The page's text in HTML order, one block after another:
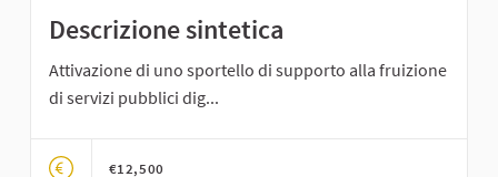
Descrizione sintetica
Attivazione di uno sportello di supporto alla fruizione
di servizi pubblici dig...
€12,500